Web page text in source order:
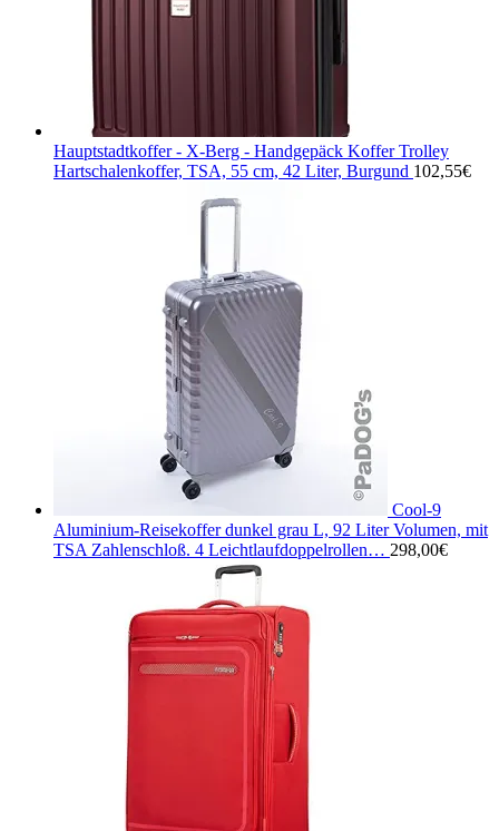
Hauptstadtkoffer - X-Berg - Handgepäck Koffer Trolley
Hartschalenkoffer, TSA, 55 cm, 42 Liter, Burgund 102,55€
Cool-9
Aluminium-Reisekoffer dunkel grau L, 92 Liter Volumen, mit
TSA Zahlenschloß. 4 Leichtlaufdoppelrollen… 298,00€